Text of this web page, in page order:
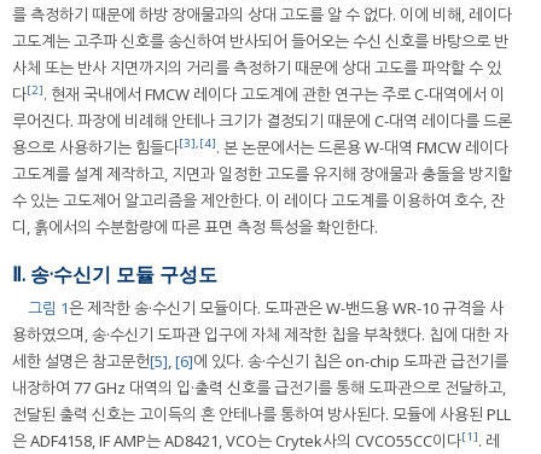
를 측정하기 때문에 하방 장애물과의 상대 고도를 알 수 없다. 이에 비해, 레이다
고도계는 고주파 신호를 송신하여 반사되어 들어오는 수신 신호를 바탕으로 반
사체 또는 반사 지면까지의 거리를 측정하기 때문에 상대 고도를 파악할 수 있
다[2]. 현재 국내에서 FMCW 레이다 고도계에 관한 연구는 주로 C-대역에서 이
루어진다. 파장에 비례해 안테나 크기가 결정되기 때문에 C-대역 레이다를 드론
용으로 사용하기는 힘들다[3],[4]. 본 논문에서는 드론용 W-대역 FMCW 레이다
고도계를 설계 제작하고, 지면과 일정한 고도를 유지해 장애물과 충돌을 방지할
수 있는 고도제어 알고리즘을 제안한다. 이 레이다 고도계를 이용하여 호수, 잔
디, 흙에서의 수분함량에 따른 표면 측정 특성을 확인한다.
Ⅱ. 송·수신기 모듈 구성도
그림 1은 제작한 송·수신기 모듈이다. 도파관은 W-밴드용 WR-10 규격을 사
용하였으며, 송·수신기 도파관 입구에 자체 제작한 칩을 부착했다. 칩에 대한 자
세한 설명은 참고문헌[5],[6]에 있다. 송·수신기 칩은 on-chip 도파관 급전기를
내장하여 77 GHz 대역의 입·출력 신호를 급전기를 통해 도파관으로 전달하고,
전달된 출력 신호는 고이득의 혼 안테나를 통하여 방사된다. 모듈에 사용된 PLL
은 ADF4158, IF AMP는 AD8421, VCO는 Crytek사의 CVCO55CC이다[1]. 레